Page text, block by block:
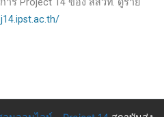
ร Project 14 ของ สสวท. ดูราย